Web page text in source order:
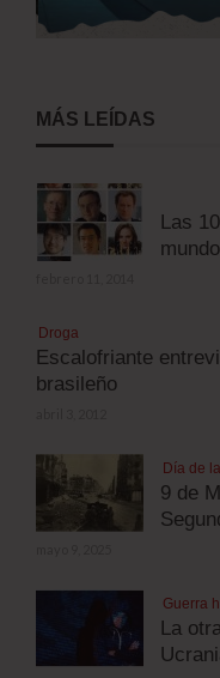
MÁS LEÍDAS
Las
mundo
Droga
Escalofriante
brasileño
Día de
9 de
Guerra
La